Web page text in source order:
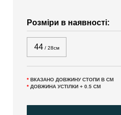
Розміри в наявності:
44/ 28см
* ВКАЗАНО ДОВЖИНУ СТОПИ В СМ
* ДОВЖИНА УСТІЛКИ + 0.5 СМ